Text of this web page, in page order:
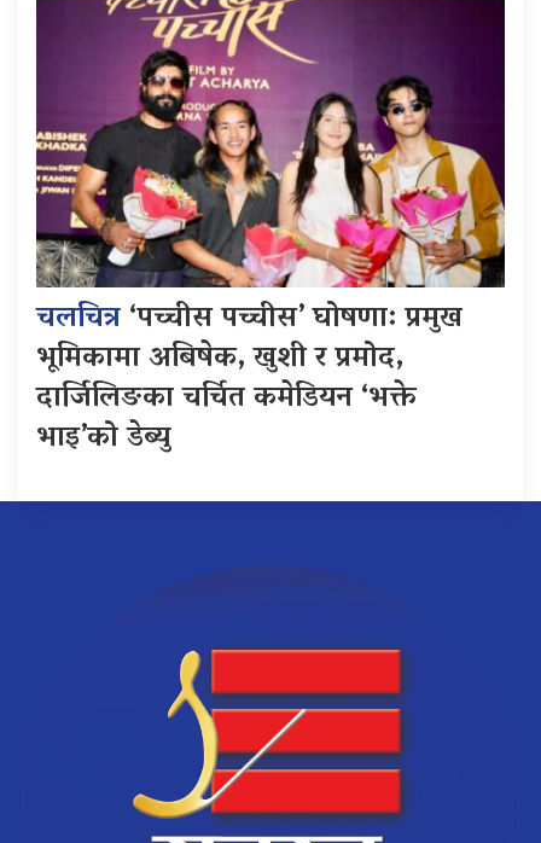
चलचित्र‘पच्चीस पच्चीस’ घोषणा: प्रमुख
भूमिकामा अबिषेक, खुशी र प्रमोद,
दार्जिलिङका चर्चित कमेडियन ‘भक्ते
भाइ’को डेब्यु